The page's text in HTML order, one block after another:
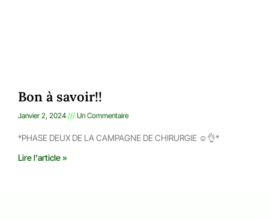
Bon à savoir!!
Janvier 2, 2024 Un Commentaire
*PHASE DEUX DE LA CAMPAGNE DE CHIRURGIE ☺️👌*
Lire l'article »